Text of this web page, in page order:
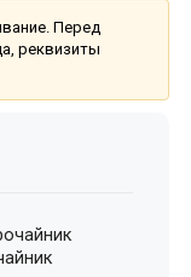
Перед
реквизиты